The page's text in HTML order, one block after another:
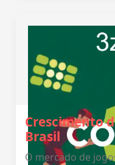
Crescimento
Brasil
O mercado de